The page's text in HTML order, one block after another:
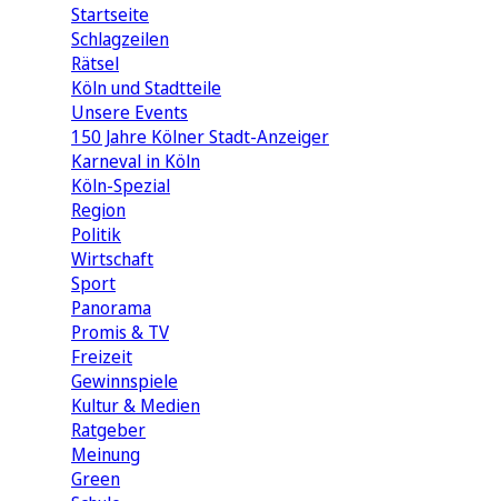
Startseite
Schlagzeilen
Rätsel
Köln und Stadtteile
Unsere Events
150 Jahre Kölner Stadt-Anzeiger
Karneval in Köln
Köln-Spezial
Region
Politik
Wirtschaft
Sport
Panorama
Promis & TV
Freizeit
Gewinnspiele
Kultur & Medien
Ratgeber
Meinung
Green